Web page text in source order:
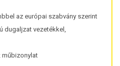
az európai szabvány szerint
dugaljzat vezetékkel,
műbizonylat